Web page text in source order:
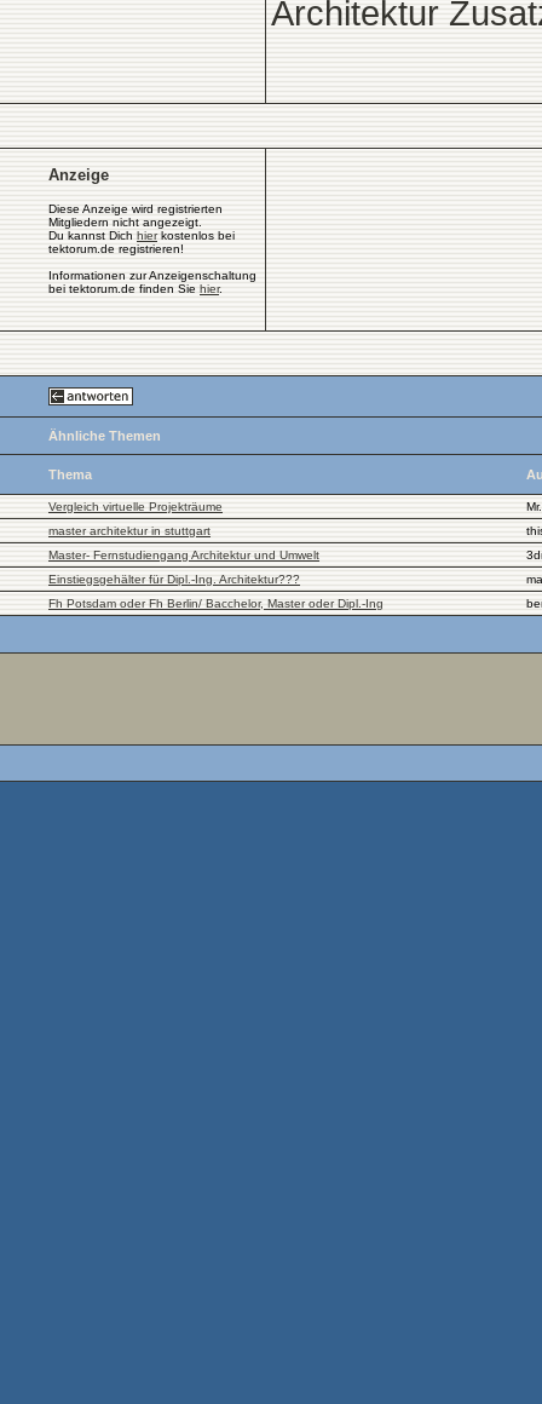
Architektur
Anzeige
Diese Anzeige wird registrierten
Mitgliedern nicht angezeigt.
Du kannst Dich hierkostenlos bei
tektorum.de registrieren!
Informationen zur Anzeigenschaltung
bei tektorum.de finden Sie hier.
Ähnliche Themen
Thema
Vergleich virtuelle Projekträume
master architektur in stuttgart
Master- Fernstudiengang Architektur und Umwelt
Einstiegsgehälter für Dipl.-Ing. Architektur???
Fh Potsdam oder Fh Berlin/ Bacchelor, Master oder Dipl.-Ing